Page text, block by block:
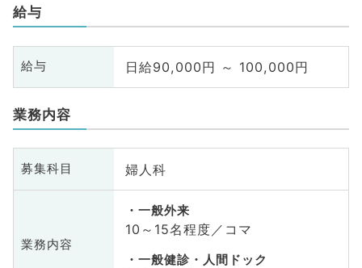
給与
給与 日給90,000円 ～ 100,000円
業務内容
募集科目 婦人科
業務内容
一般外来
10～15名程度／コマ
一般健診・人間ドック